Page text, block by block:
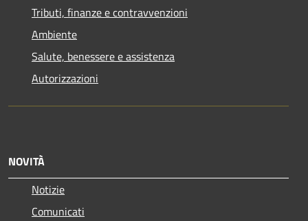
Tributi, finanze e contravvenzioni
Ambiente
Salute, benessere e assistenza
Autorizzazioni
NOVITÀ
Notizie
Comunicati